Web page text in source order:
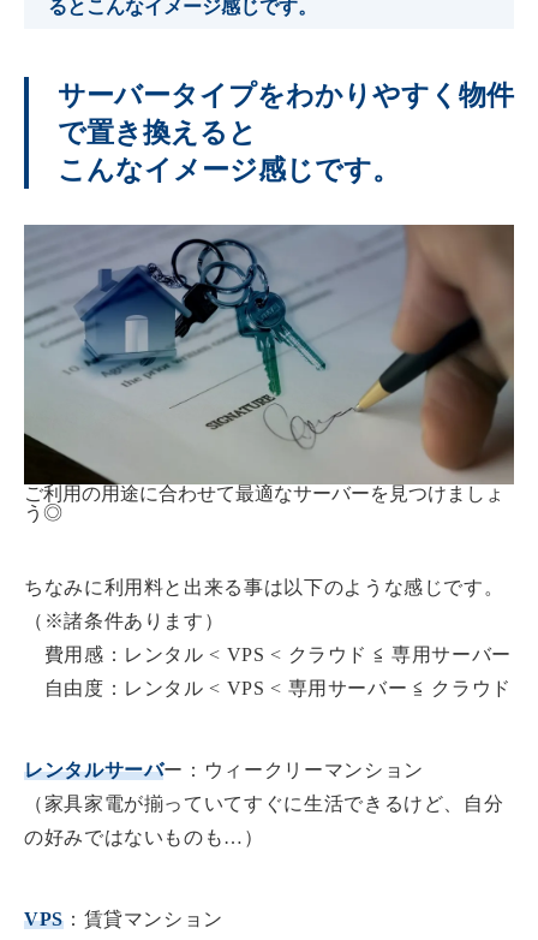
るとこんなイメージ感じです。
サーバータイプをわかりやすく物件
で置き換えると
こんなイメージ感じです。
ご利用の用途に合わせて最適なサーバーを見つけましょ
う◎
ちなみに利用料と出来る事は以下のような感じです。
（※諸条件あります）
費用感：レンタル < VPS < クラウド ≦ 専用サーバー
自由度：レンタル < VPS < 専用サーバー ≦ クラウド
レンタルサーバー：ウィークリーマンション
（家具家電が揃っていてすぐに生活できるけど、自分
の好みではないものも…）
VPS：賃貸マンション